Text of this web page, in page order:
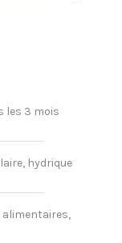
les 3 mois
hydrique
alimentaires,